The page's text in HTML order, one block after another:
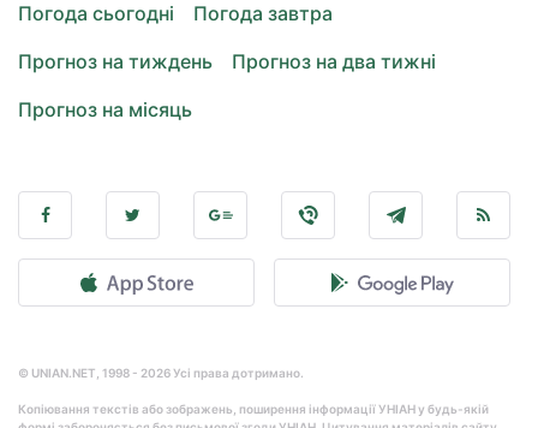
Погода сьогодні
Погода завтра
Прогноз на тиждень
Прогноз на два тижні
Прогноз на місяць
© UNIAN.NET, 1998 - 2026 Усі права дотримано.
Копіювання текстів або зображень, поширення інформації УНІАН у будь-якій